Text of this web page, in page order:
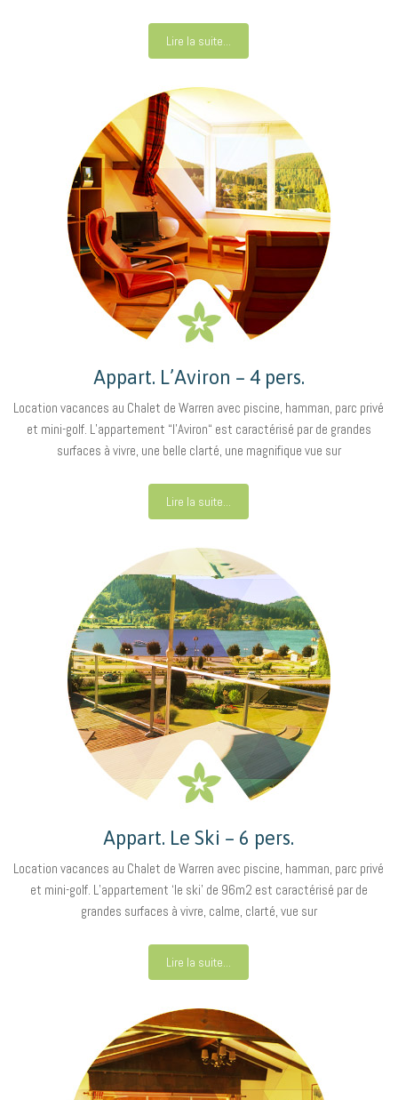
Lire la suite...
Appart. L’Aviron – 4 pers.
Location vacances au Chalet de Warren avec piscine, hamman, parc privé
et mini-golf. L’appartement “l’Aviron“ est caractérisé par de grandes
surfaces à vivre, une belle clarté, une magnifique vue sur
Lire la suite...
Appart. Le Ski – 6 pers.
Location vacances au Chalet de Warren avec piscine, hamman, parc privé
et mini-golf. L’appartement ‘le ski’ de 96m2 est caractérisé par de
grandes surfaces à vivre, calme, clarté, vue sur
Lire la suite...